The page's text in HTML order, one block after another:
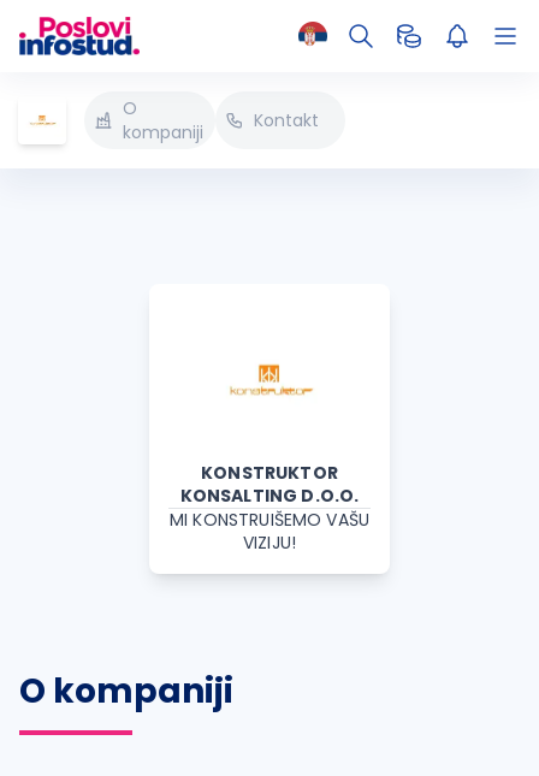
O
kompaniji
Kontakt
KONSTRUKTOR
KONSALTING D.O.O.
MI KONSTRUIŠEMO VAŠU
VIZIJU!
O kompaniji